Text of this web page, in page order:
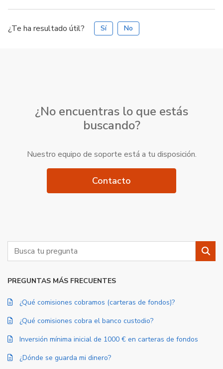
¿Te ha resultado útil? Sí No
¿No encuentras lo que estás
buscando?
Nuestro equipo de soporte está a tu disposición.
Contacto
Buscar
PREGUNTAS MÁS FRECUENTES
¿Qué comisiones cobramos (carteras de fondos)?
¿Qué comisiones cobra el banco custodio?
Inversión mínima inicial de 1000 € en carteras de fondos
¿Dónde se guarda mi dinero?